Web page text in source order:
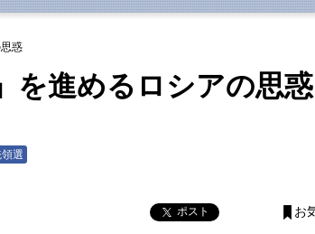
惑
を進めるロシアの思惑
選
ポスト お